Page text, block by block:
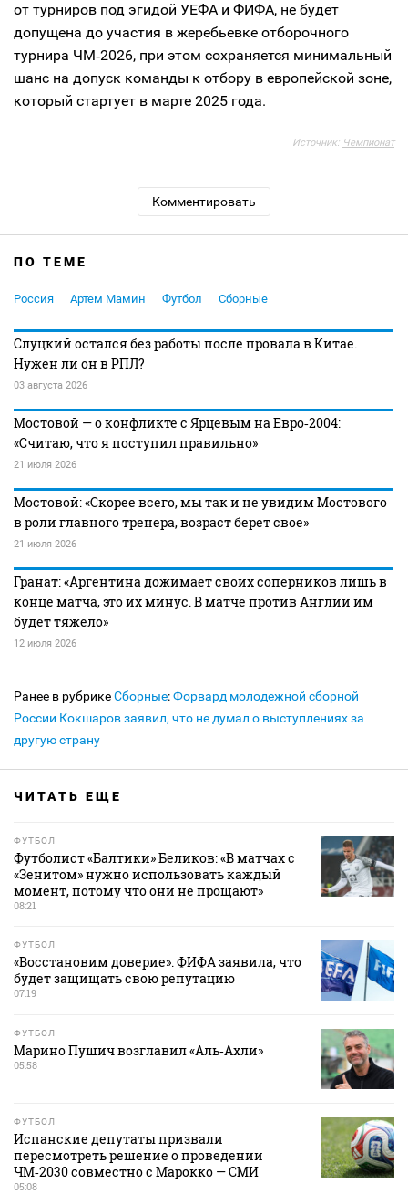
от турниров под эгидой УЕФА и ФИФА, не будет
допущена до участия в жеребьевке отборочного
турнира ЧМ‑2026, при этом сохраняется минимальный
шанс на допуск команды к отбору в европейской зоне,
который стартует в марте 2025 года.
Источник: Чемпионат
Комментировать
ПО ТЕМЕ
Россия Артем Мамин Футбол Сборные
Слуцкий остался без работы после провала в Китае.
Нужен ли он в РПЛ?
03 августа 2026
Мостовой — о конфликте с Ярцевым на Евро‑2004:
«Считаю, что я поступил правильно»
21 июля 2026
Мостовой: «Скорее всего, мы так и не увидим Мостового
в роли главного тренера, возраст берет свое»
21 июля 2026
Гранат: «Аргентина дожимает своих соперников лишь в
конце матча, это их минус. В матче против Англии им
будет тяжело»
12 июля 2026
Ранее в рубрикеСборные:Форвард молодежной сборной
России Кокшаров заявил, что не думал о выступлениях за
другую страну
ЧИТАТЬ ЕЩЕ
ФУТБОЛ
Футболист «Балтики» Беликов: «В матчах с
«Зенитом» нужно использовать каждый
момент, потому что они не прощают»
08:21
ФУТБОЛ
«Восстановим доверие». ФИФА заявила, что
будет защищать свою репутацию
07:19
ФУТБОЛ
Марино Пушич возглавил «Аль‑Ахли»
05:58
ФУТБОЛ
Испанские депутаты призвали
пересмотреть решение о проведении
ЧМ‑2030 совместно с Марокко — СМИ
05:08